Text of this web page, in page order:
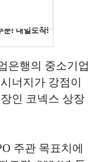
은행의 중소기업
너지가 강점이
인 코넥스 상장
주관 목표치에